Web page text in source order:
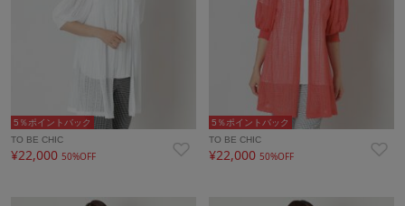
5％ポイントバック
TO BE CHIC
¥22,000 50%OFF
5％ポイントバック
TO BE CHIC
¥22,00050%OFF